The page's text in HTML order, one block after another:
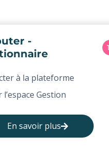
-
à la plateforme
Gestion
En savoir plus